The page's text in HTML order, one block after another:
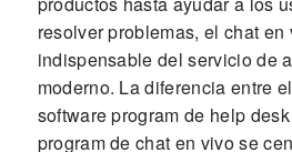
resolver problemas, el chat
indispensable del servicio de
moderno. La diferencia entre
software program de help
program de chat en vivo se